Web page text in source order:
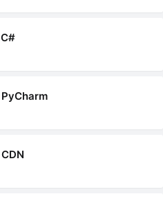
C#
PyCharm
CDN